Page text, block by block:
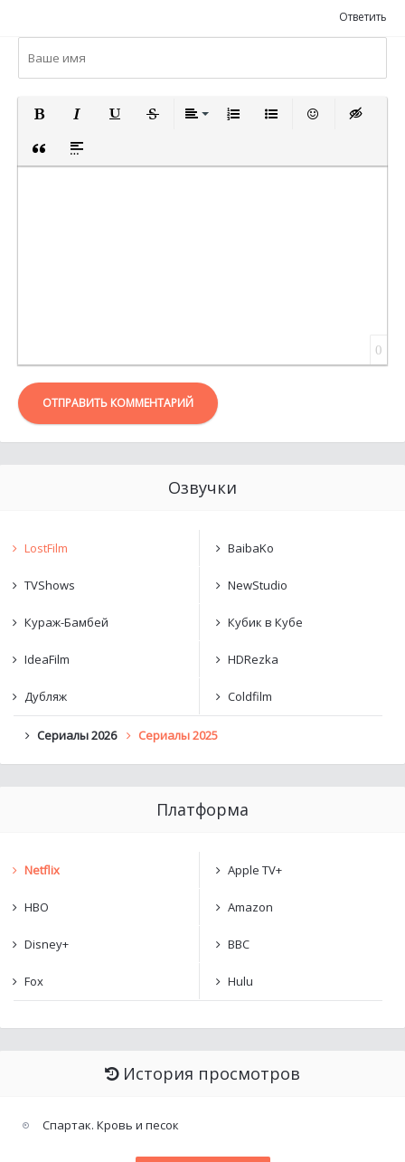
Ответить
ПОЛУЖИРНЫЙ
КУРСИВ
ВСТАВКА ЦИТАТЫ
ВСТАВКА СПОЙЛЕРА
0
ОТПРАВИТЬ КОММЕНТАРИЙ
Озвучки
LostFilm BaibaKo
TVShows NewStudio
Кураж-Бамбей Кубик в Кубе
IdeaFilm HDRezka
Дубляж Coldfilm
Сериалы 2026 Сериалы 2025
Платформа
Netflix Apple TV+
HBO Amazon
Disney+ BBC
Fox Hulu
История просмотров
Спартак. Кровь и песок